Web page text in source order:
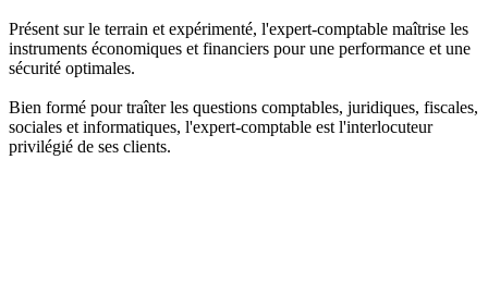
Présent sur le terrain et expérimenté, l'expert-comptable maîtrise les
instruments économiques et financiers pour une performance et une
sécurité optimales.
Bien formé pour traîter les questions comptables, juridiques, fiscales,
sociales et informatiques, l'expert-comptable est l'interlocuteur
privilégié de ses clients.